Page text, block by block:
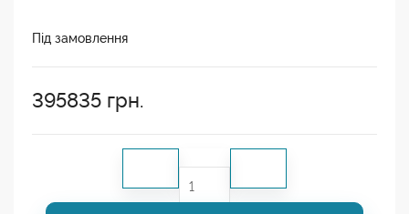
Під замовлення
395835 грн.